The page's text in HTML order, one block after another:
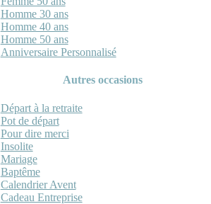
Homme 30 ans
Homme 40 ans
Homme 50 ans
Anniversaire Personnalisé
Autres occasions
Départ à la retraite
Pot de départ
Pour dire merci
Insolite
Mariage
Baptême
Calendrier Avent
Cadeau Entreprise